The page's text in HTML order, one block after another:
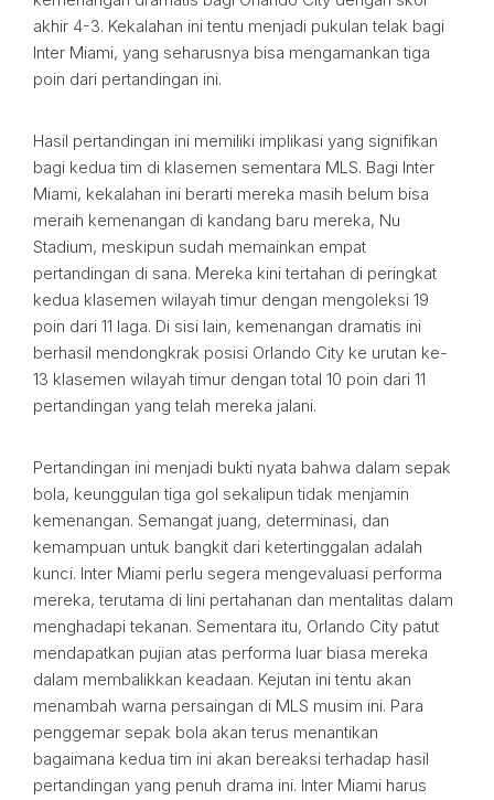
akhir 4-3. Kekalahan ini tentu menjadi pukulan telak bagi
Inter Miami, yang seharusnya bisa mengamankan tiga
poin dari pertandingan ini.
Hasil pertandingan ini memiliki implikasi yang signifikan
bagi kedua tim di klasemen sementara MLS. Bagi Inter
Miami, kekalahan ini berarti mereka masih belum bisa
meraih kemenangan di kandang baru mereka, Nu
Stadium, meskipun sudah memainkan empat
pertandingan di sana. Mereka kini tertahan di peringkat
kedua klasemen wilayah timur dengan mengoleksi 19
poin dari 11 laga. Di sisi lain, kemenangan dramatis ini
berhasil mendongkrak posisi Orlando City ke urutan ke-
13 klasemen wilayah timur dengan total 10 poin dari 11
pertandingan yang telah mereka jalani.
Pertandingan ini menjadi bukti nyata bahwa dalam sepak
bola, keunggulan tiga gol sekalipun tidak menjamin
kemenangan. Semangat juang, determinasi, dan
kemampuan untuk bangkit dari ketertinggalan adalah
kunci. Inter Miami perlu segera mengevaluasi performa
mereka, terutama di lini pertahanan dan mentalitas dalam
menghadapi tekanan. Sementara itu, Orlando City patut
mendapatkan pujian atas performa luar biasa mereka
dalam membalikkan keadaan. Kejutan ini tentu akan
menambah warna persaingan di MLS musim ini. Para
penggemar sepak bola akan terus menantikan
bagaimana kedua tim ini akan bereaksi terhadap hasil
pertandingan yang penuh drama ini. Inter Miami harus